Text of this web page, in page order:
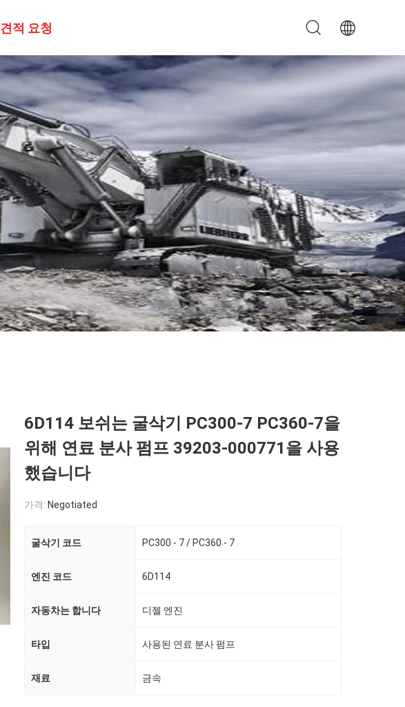
견적 요청
6D114 보쉬는 굴삭기 PC300-7 PC360-7을
위해 연료 분사 펌프 39203-000771을 사용
했습니다
가격: Negotiated
굴삭기 코드 PC300 - 7 / PC360 - 7
엔진 코드 6D114
자동차는 합니다 디젤 엔진
타입 사용된 연료 분사 펌프
재료 금속